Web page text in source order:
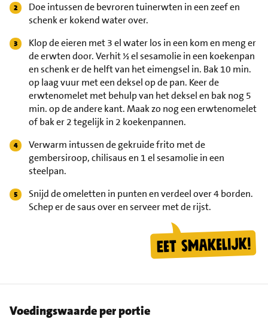
Doe intussen de bevroren tuinerwten in een zeef en
schenk er kokend water over.
Klop de eieren met 3 el water los in een kom en meng er
de erwten door. Verhit ½ el sesamolie in een koekenpan
en schenk er de helft van het eimengsel in. Bak 10 min.
op laag vuur met een deksel op de pan. Keer de
erwtenomelet met behulp van het deksel en bak nog 5
min. op de andere kant. Maak zo nog een erwtenomelet
of bak er 2 tegelijk in 2 koekenpannen.
Verwarm intussen de gekruide frito met de
gembersiroop, chilisaus en 1 el sesamolie in een
steelpan.
Snijd de omeletten in punten en verdeel over 4 borden.
Schep er de saus over en serveer met de rijst.
Voedingswaarde per portie